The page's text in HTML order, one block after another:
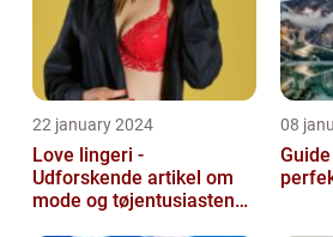
22 january 2024
Love lingeri -
Udforskende artikel om
mode og tøjentusiastens
08